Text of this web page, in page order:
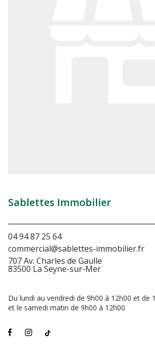
Sablettes Immobilier
04 94 87 25 64
commercial@sablettes-immobilier.fr
707 Av. Charles de Gaulle
83500 La Seyne-sur-Mer
Du lundi au vendredi de 9h00 à 12h00 et de
et le samedi matin de 9h00 à 12h00